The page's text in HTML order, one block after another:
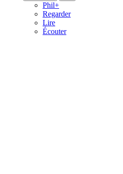
Phil+
Regarder
Lire
Écouter